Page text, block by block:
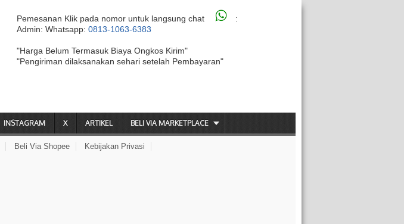
Pemesanan Klik pada nomor untuk langsung chat
:
Admin: Whatsapp: 0813-1063-6383
"Harga Belum Termasuk Biaya Ongkos Kirim"
"Pengiriman dilaksanakan sehari setelah Pembayaran"
INSTAGRAM X ARTIKEL BELI VIA MARKETPLACE
Beli Via Shopee Kebijakan Privasi